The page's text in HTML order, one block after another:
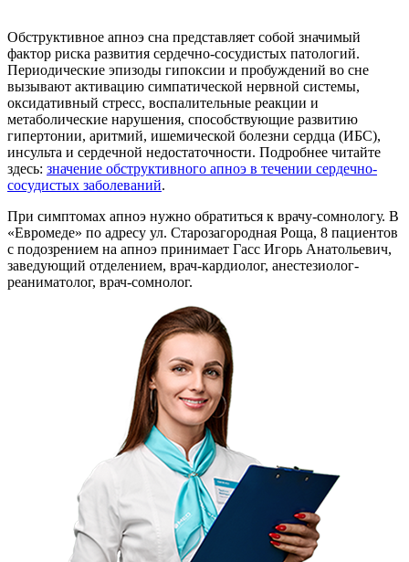
Обструктивное апноэ сна представляет собой значимый
фактор риска развития сердечно-сосудистых патологий.
Периодические эпизоды гипоксии и пробуждений во сне
вызывают активацию симпатической нервной системы,
оксидативный стресс, воспалительные реакции и
метаболические нарушения, способствующие развитию
гипертонии, аритмий, ишемической болезни сердца (ИБС),
инсульта и сердечной недостаточности. Подробнее читайте
здесь: значение обструктивного апноэ в течении сердечно-
сосудистых заболеваний.
При симптомах апноэ нужно обратиться к врачу-сомнологу. В
«Евромеде» по адресу ул. Старозагородная Роща, 8 пациентов
с подозрением на апноэ принимает Гасс Игорь Анатольевич,
заведующий отделением, врач-кардиолог, анестезиолог-
реаниматолог, врач-сомнолог.